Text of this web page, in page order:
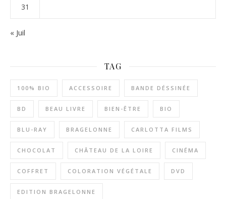
31
« Juil
TAG
100% BIO ACCESSOIRE BANDE DÉSSINÉE
BD BEAU LIVRE BIEN-ÊTRE BIO
BLU-RAY BRAGELONNE CARLOTTA FILMS
CHOCOLAT CHÂTEAU DE LA LOIRE CINÉMA
COFFRET COLORATION VÉGÉTALE DVD
EDITION BRAGELONNE